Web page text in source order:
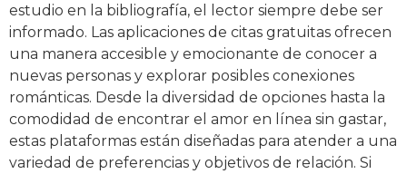
estudio en la bibliografía, el lector siempre debe ser
informado. Las aplicaciones de citas gratuitas ofrecen
una manera accesible y emocionante de conocer a
nuevas personas y explorar posibles conexiones
románticas. Desde la diversidad de opciones hasta la
comodidad de encontrar el amor en línea sin gastar,
estas plataformas están diseñadas para atender a una
variedad de preferencias y objetivos de relación. Si